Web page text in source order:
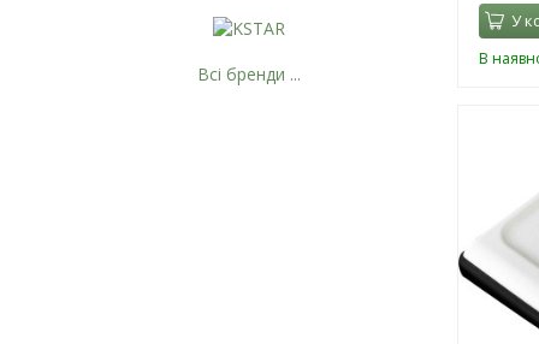
У
В
Всі бренди ...